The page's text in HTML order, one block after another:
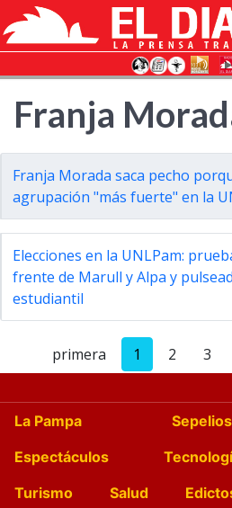
Franja
Franja Morada saca pecho
agrupación "más fuerte" en la
Elecciones en la UNLPam:
frente de Marull y Alpa y
estudiantil
primera 1 2 3
La Pampa Sepelios
Espectáculos
Turismo
Salud